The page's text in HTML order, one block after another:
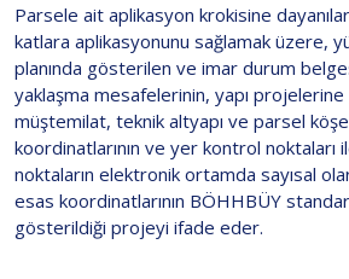
Parsele ait aplikasyon krokisine
katlara aplikasyonunu sağlamak üzere,
planında gösterilen ve imar durum
yaklaşma mesafelerinin, yapı
müştemilat, teknik altyapı ve parsel
koordinatlarının ve yer kontrol noktaları
noktaların elektronik ortamda sayısal
esas koordinatlarının BÖHHBÜY
gösterildiği projeyi ifade eder.